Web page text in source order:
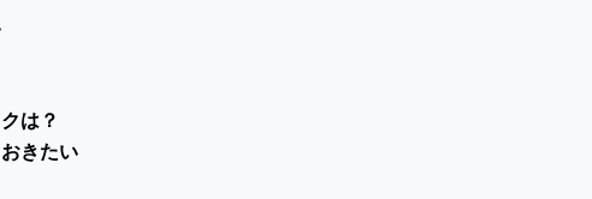
は？
きたい